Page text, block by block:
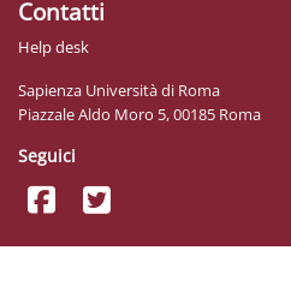
Contatti
Help desk
Sapienza Università di Roma
Piazzale Aldo Moro 5, 00185 Roma
Seguici